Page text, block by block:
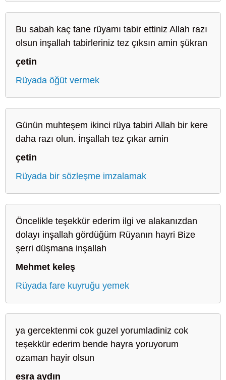
Bu sabah kaç tane rüyamı tabir ettiniz Allah razı
olsun inşallah tabirleriniz tez çıksın amin şükran
çetin
Rüyada öğüt vermek
Günün muhteşem ikinci rüya tabiri Allah bir kere
daha razı olun. İnşallah tez çıkar amin
çetin
Rüyada bir sözleşme imzalamak
Öncelikle teşekkür ederim ilgi ve alakanızdan
dolayı inşallah gördüğüm Rüyanın hayri Bize
şerri düşmana inşallah
Mehmet keleş
Rüyada fare kuyruğu yemek
ya gercektenmi cok guzel yorumladiniz cok
teşekkür ederim bende hayra yoruyorum
ozaman hayir olsun
esra aydın